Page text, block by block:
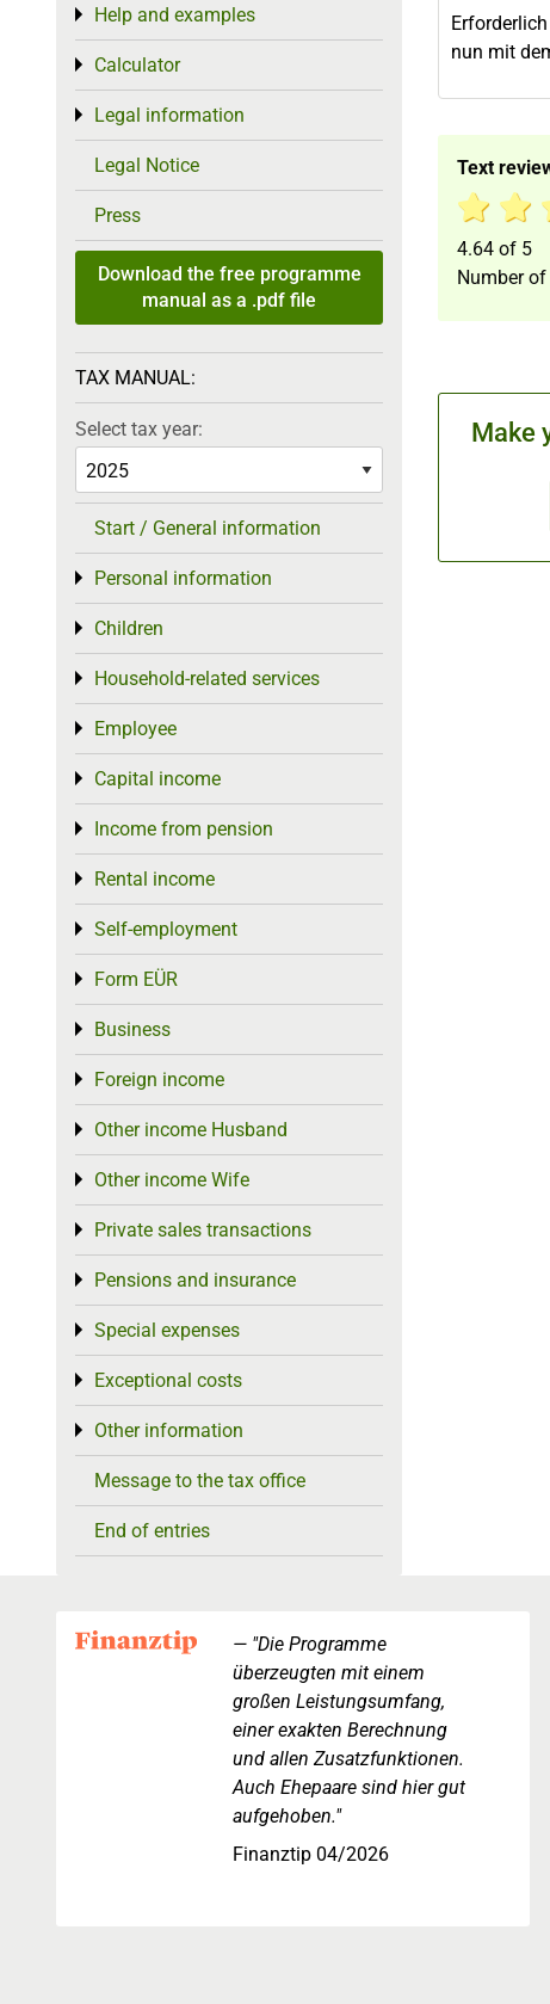
nun mit
Text
4.64 of 5
Number of
Make
Help and examples
Toggle menu
Calculator
Toggle menu
Legal information
Toggle menu
Legal Notice
Press
Download the free programme
manual as a .pdf file
TAX MANUAL:
Select tax year:
Start / General information
Personal information
Toggle menu
Children
Toggle menu
Household-related services
Toggle menu
Employee
Toggle menu
Capital income
Toggle menu
Income from pension
Toggle menu
Rental income
Toggle menu
Self-employment
Toggle menu
Form EÜR
Toggle menu
Business
Toggle menu
Foreign income
Toggle menu
Other income Husband
Toggle menu
Other income Wife
Toggle menu
Private sales transactions
Toggle menu
Pensions and insurance
Toggle menu
Special expenses
Toggle menu
Exceptional costs
Toggle menu
Other information
Toggle menu
Message to the tax office
End of entries
"Die Programme
überzeugten mit einem
großen Leistungsumfang,
einer exakten Berechnung
und allen Zusatzfunktionen.
Auch Ehepaare sind hier gut
aufgehoben."
Finanztip 04/2026